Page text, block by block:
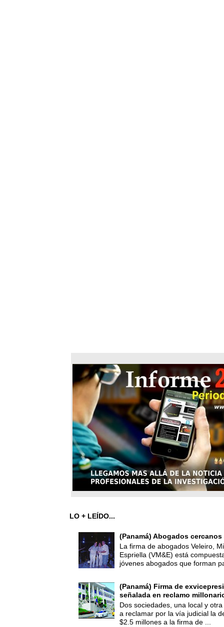
LO + LEÍDO...
(Panamá) Abogados
La firma de abogados Veleiro,
Espriella (VM&E) está
jóvenes abogados que forman
(Panamá) Firma de
señalada en reclamo
Dos sociedades, una local y
a reclamar por la vía judicial la
$2.5 millones a la firma de ...